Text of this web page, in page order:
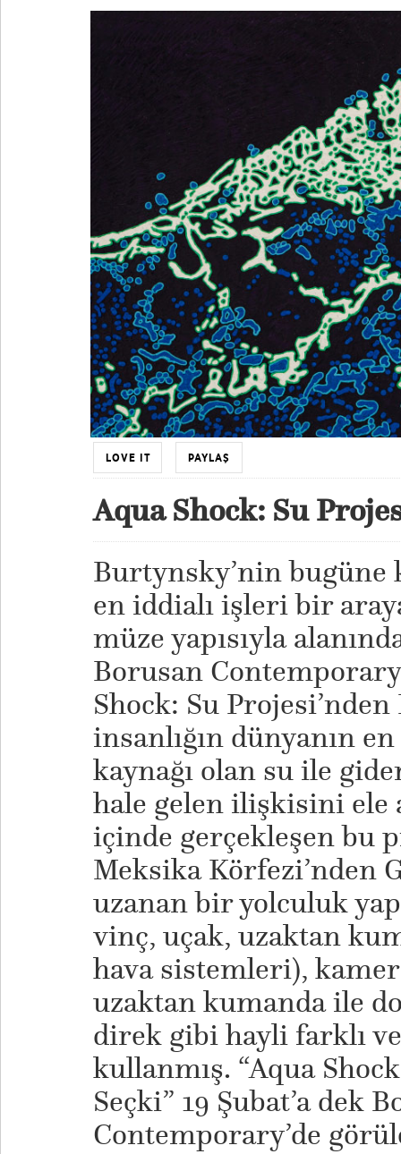
LOVE IT PAYLAŞ
Aqua Shock: Su
Burtynsky’nin
en iddialı işleri bir
müze yapısıyla
Borusan
Shock: Su
insanlığın dünyanın
kaynağı olan su ile
hale gelen ilişkisini ele
içinde gerçekleşen bu
Meksika Körfezi’nden
uzanan bir yolculuk
vinç, uçak, uzaktan
hava sistemleri),
uzaktan kumanda ile
direk gibi hayli farklı
kullanmış. “Aqua
Seçki” 19 Şubat’a dek
Contemporary’de